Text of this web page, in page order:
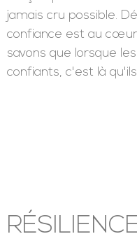
jamais cru possible.
confiance est au
savons que lorsque
confiants, c'est là